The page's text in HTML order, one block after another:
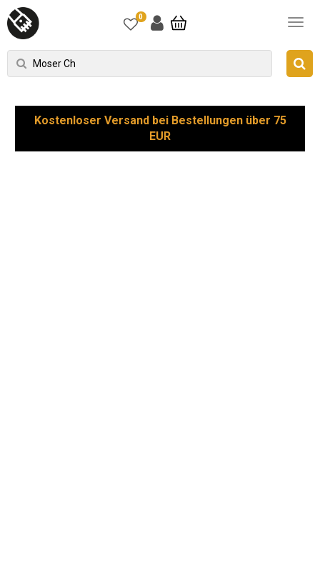
0
Kostenloser Versand bei Bestellungen über 75
EUR